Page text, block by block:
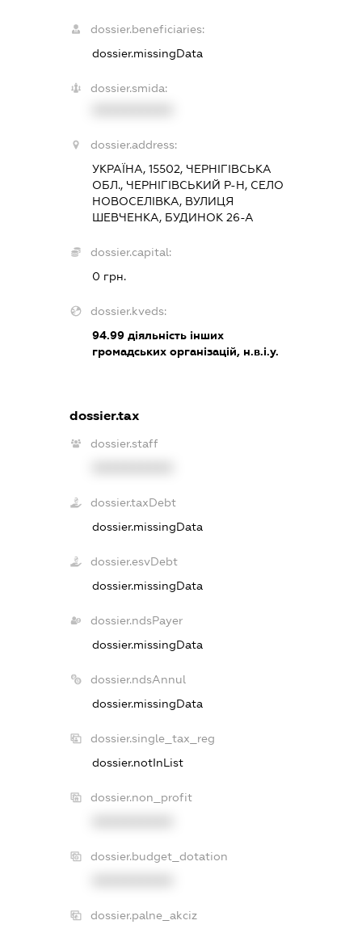
dossier.beneficiaries:
dossier.missingData
dossier.smida:
dossier.address:
УКРАЇНА, 15502, ЧЕРНІГІВСЬКА
ОБЛ., ЧЕРНІГІВСЬКИЙ Р-Н, СЕЛО
НОВОСЕЛІВКА, ВУЛИЦЯ
ШЕВЧЕНКА, БУДИНОК 26-А
dossier.capital:
0 грн.
dossier.kveds:
94.99діяльність інших
громадських організацій, н.в.і.у.
dossier.tax
dossier.staff
dossier.taxDebt
dossier.missingData
dossier.esvDebt
dossier.missingData
dossier.ndsPayer
dossier.missingData
dossier.ndsAnnul
dossier.missingData
dossier.single_tax_reg
dossier.notInList
dossier.non_profit
dossier.budget_dotation
dossier.palne_akciz